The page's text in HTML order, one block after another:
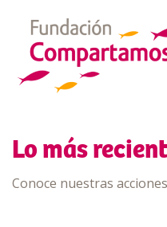
Lo más
Conoce nuestras